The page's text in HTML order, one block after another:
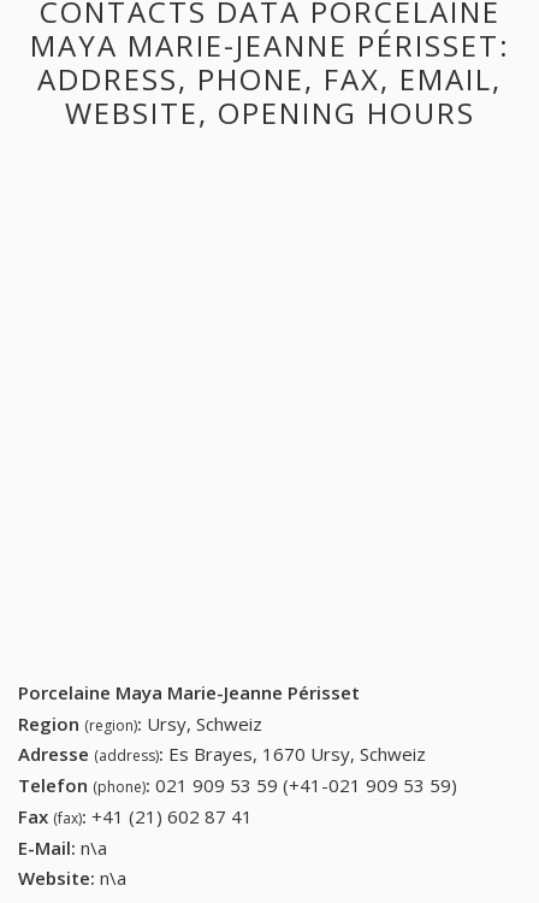
CONTACTS DATA PORCELAINE
MAYA MARIE-JEANNE PÉRISSET:
ADDRESS, PHONE, FAX, EMAIL,
WEBSITE, OPENING HOURS
Porcelaine Maya Marie-Jeanne Périsset
Region (region): Ursy, Schweiz
Adresse (address): Es Brayes, 1670 Ursy, Schweiz
Telefon (phone): 021 909 53 59 (+41-021 909 53 59)
Fax (fax): +41 (21) 602 87 41
E-Mail: n\a
Website: n\a